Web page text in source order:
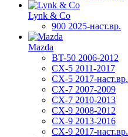
Lynk & Co
900 2025-наст.вр.
Mazda
BT-50 2006-2012
CX-5 2011-2017
CX-5 2017-наст.вр.
CX-7 2007-2009
CX-7 2010-2013
CX-9 2008-2012
CX-9 2013-2016
CX-9 2017-наст.вр.